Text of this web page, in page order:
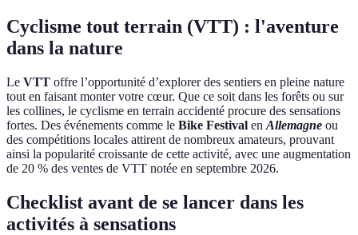
Cyclisme tout terrain (VTT) : l'aventure
dans la nature
Le VTT offre l’opportunité d’explorer des sentiers en pleine nature
tout en faisant monter votre cœur. Que ce soit dans les forêts ou sur
les collines, le cyclisme en terrain accidenté procure des sensations
fortes. Des événements comme le Bike Festival en Allemagne ou
des compétitions locales attirent de nombreux amateurs, prouvant
ainsi la popularité croissante de cette activité, avec une augmentation
de 20 % des ventes de VTT notée en septembre 2026.
Checklist avant de se lancer dans les
activités à sensations